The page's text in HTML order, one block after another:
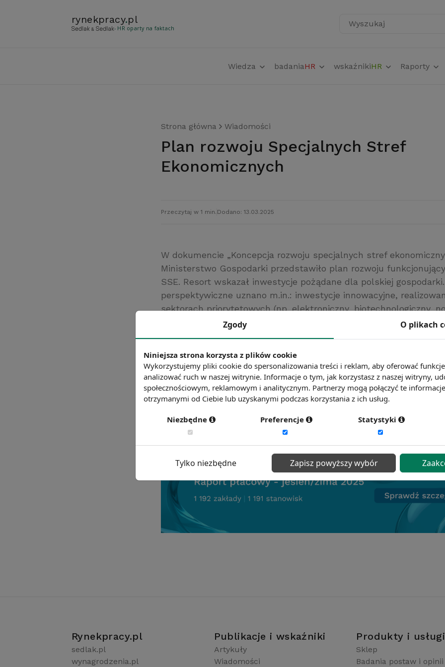
rynekpracy.pl
- HR oparty na faktach Wyszukaj
Wiedza badaniaHR wskaźnikiHR Raporty
Strona główna Wiadomości
Plan rozwoju Specjalnych Stref
Ekonomicznych
Przeczytaj w 1 min. Dodano: 13.03.2025
W dokumencie „Koncepcja rozwoju specjalnych stref
Ministerstwo Gospodarki przedstawiło plan rozwoju
SSE. Resort wskazał inwestycje pożądane dla polskiej
perspektywiczne uznano m.in.: inwestycje innowacyjne,
sektorach priorytetowych (np. elektroniczny, biotechnologiczny,
usług) oraz wspierające rozwój klastrów, parków
liczbę stanowisk optymalną dla lokalnych rynków pracy.
Źródło: mg.gov.pl
Chcesz wiedzieć więcej? Zobacz więcej wiadomości
Rynekpracy.pl
sedlak.pl
wynagrodzenia.pl
Publikacje i wskaźniki
Artykuły
Wiadomości
Produkty i usługi
Sklep
Badania postaw i opinii
Zgody O plikach
Niniejsza strona korzysta z plików cookie
Wykorzystujemy pliki cookie do spersonalizowania treści i reklam, aby oferować funkcje
analizować ruch w naszej witrynie. Informacje o tym, jak korzystasz z naszej witryny,
społecznościowym, reklamowym i analitycznym. Partnerzy mogą połączyć te
otrzymanymi od Ciebie lub uzyskanymi podczas korzystania z ich usług.
Niezbędne Preferencje Statystyki
Tylko niezbędne Zapisz powyższy wybór